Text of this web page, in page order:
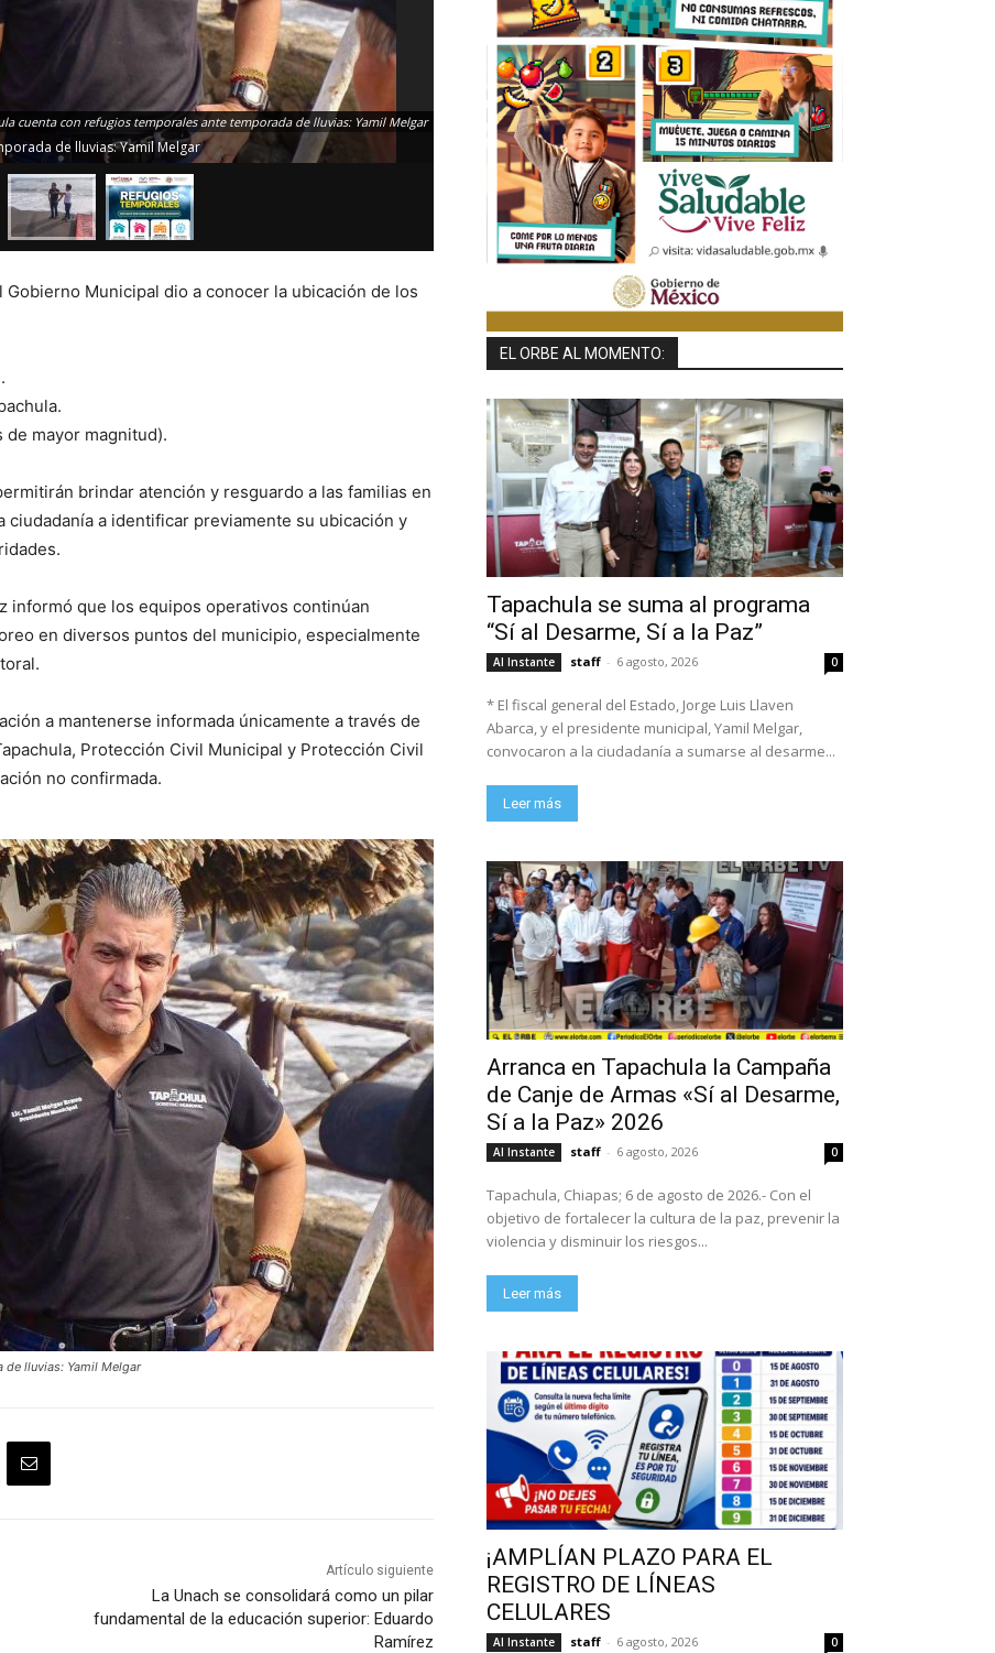
cuenta con refugios temporales ante temporada de lluvias: Yamil Melgar
de lluvias: Yamil Melgar
Municipal dio a conocer la ubicación de los
de mayor magnitud).
brindar atención y resguardo a las familias en
a identificar previamente su ubicación y
informó que los equipos operativos continúan
en diversos puntos del municipio, especialmente
a mantenerse informada únicamente a través de
Protección Civil Municipal y Protección Civil
no confirmada.
de lluvias: Yamil Melgar
Artículo siguiente
La Unach se consolidará como un pilar
fundamental de la educación superior: Eduardo
Ramírez
EL ORBE AL MOMENTO:
Tapachula se suma al programa
“Sí al Desarme, Sí a la Paz”
Al Instante staff - 6 agosto, 2026 0
* El fiscal general del Estado, Jorge Luis Llaven
Abarca, y el presidente municipal, Yamil Melgar,
convocaron a la ciudadanía a sumarse al desarme...
Leer más
Arranca en Tapachula la Campaña
de Canje de Armas «Sí al Desarme,
Sí a la Paz» 2026
Al Instante staff - 6 agosto, 2026 0
Tapachula, Chiapas; 6 de agosto de 2026.- Con el
objetivo de fortalecer la cultura de la paz, prevenir la
violencia y disminuir los riesgos...
Leer más
¡AMPLÍAN PLAZO PARA EL
REGISTRO DE LÍNEAS
CELULARES
Al Instante staff - 6 agosto, 2026 0